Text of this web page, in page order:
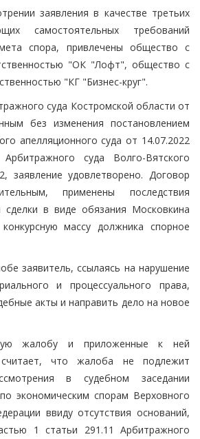
заявления в качестве третьих
самостоятельных требований
спора, привлечены общество с
"ОК "Лофт", общество с
"КГ "Бизнес-круг".
суда Костромской области от
без изменения постановлением
апелляционного суда от 14.07.2022
суда Волго-Вятского
заявление удовлетворено. Договор
применены последствия
сделки в виде обязания Московкина
массу должника спорное
заявитель, ссылаясь на нарушение
и процессуального права,
акты и направить дело на новое
жалобу и приложенные к ней
что жалоба не подлежит
в судебном заседании
экономическим спорам Верховного
ввиду отсутствия оснований,
1 статьи 291.11 Арбитражного